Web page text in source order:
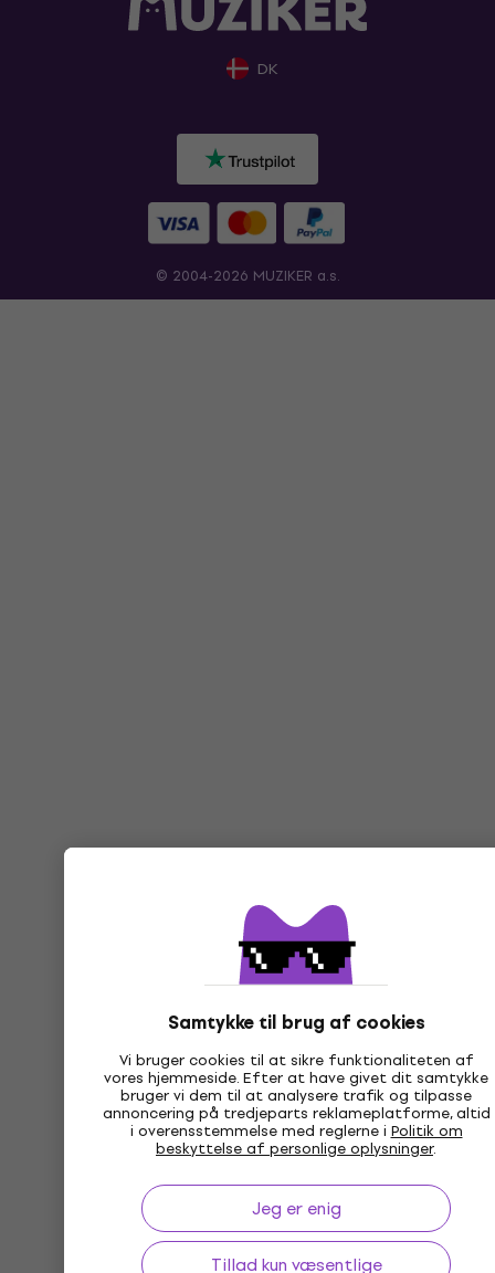
Samtykke til brug af cookies
Vi bruger cookies til at sikre funktionaliteten af
vores hjemmeside. Efter at have givet dit samtykke
bruger vi dem til at analysere trafik og tilpasse
annoncering på tredjeparts reklameplatforme, altid
i overensstemmelse med reglerne i Politik om
beskyttelse af personlige oplysninger.
Jeg er enig
Tillad kun væsentlige
DK
© 2004-2026 MUZIKER a.s.